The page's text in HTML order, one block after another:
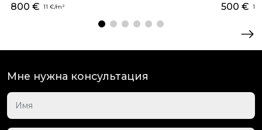
800 € 11 €/m² 500 € 12
Мне нужна консультация